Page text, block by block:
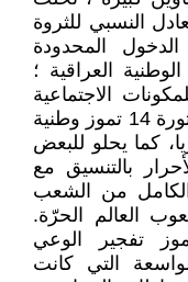
العادل النسبي للثروة
المحدودة
العراقية ؛
الاجتماعية
والقضاء على المذهبية السياسية. أن ثورة 14 تموز وطنية
كما يحلو للبعض
بالتنسيق مع
الكامل من الشعب
العالم الحرّة.
تفجير الوعي
التي كانت